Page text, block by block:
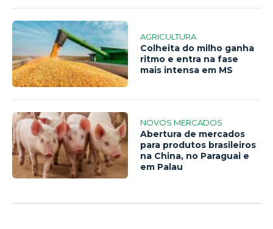
AGRICULTURA
Colheita do milho ganha
ritmo e entra na fase
mais intensa em MS
NOVOS MERCADOS
Abertura de mercados
para produtos brasileiros
na China, no Paraguai e
em Palau